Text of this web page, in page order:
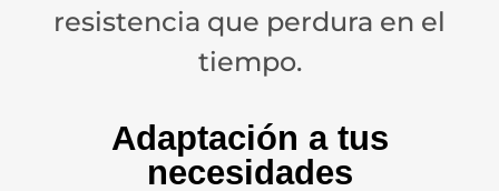
resistencia que perdura en el
tiempo.
Adaptación a tus
necesidades